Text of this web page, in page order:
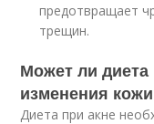
предотвращает
трещин.
Может ли
изменения
Диета при акне